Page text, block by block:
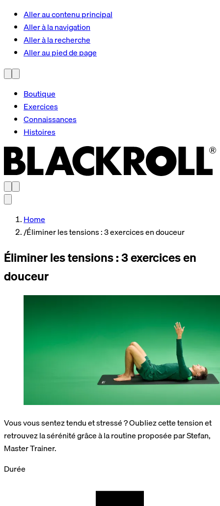
Aller au contenu principal
Aller à la navigation
Aller à la recherche
Aller au pied de page
Boutique
Exercices
Connaissances
Histoires
Home
/Éliminer les tensions : 3 exercices en douceur
Éliminer les tensions : 3 exercices en
douceur
Vous vous sentez tendu et stressé ? Oubliez cette tension et
retrouvez la sérénité grâce à la routine proposée par Stefan,
Master Trainer.
Durée